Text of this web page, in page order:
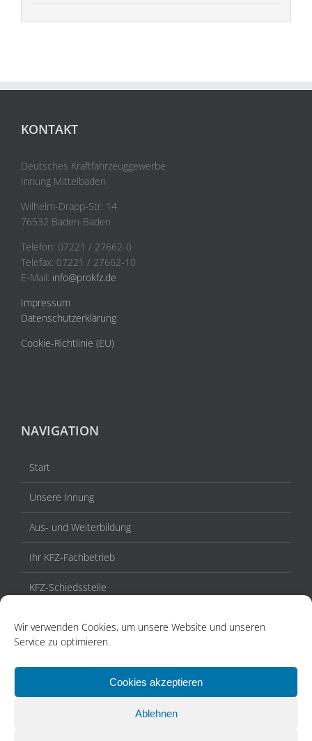
Wir verwenden Cookies, um unsere Website und unseren
Service zu optimieren.
Cookies akzeptieren
Ablehnen
KONTAKT
Deutsches Kraftfahrzeuggewerbe
Innung Mittelbaden
Wilhelm-Drapp-Str. 14
76532 Baden-Baden
Telefon: 07221 / 27662-0
Telefax: 07221 / 27662-10
E-Mail: info@prokfz.de
Impressum
Datenschutzerklärung
Cookie-Richtlinie (EU)
NAVIGATION
Start
Unsere Innung
Aus- und Weiterbildung
Ihr KFZ-Fachbetrieb
KFZ-Schiedsstelle
Aktuelles